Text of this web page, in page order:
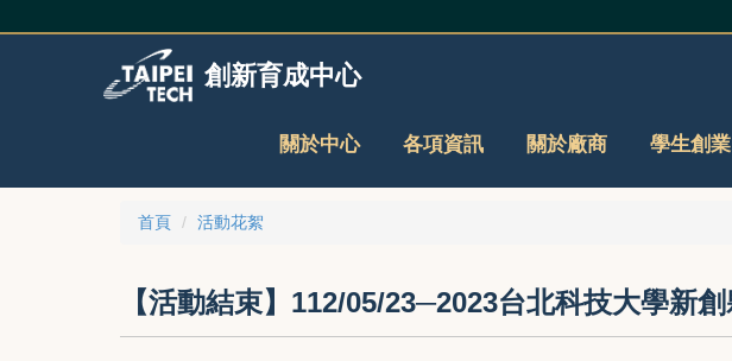
創新育成中心
關於中心 各項資訊 關於廠商 學生創業
首頁 活動花絮
【活動結束】112/05/23─2023台北科技大學新